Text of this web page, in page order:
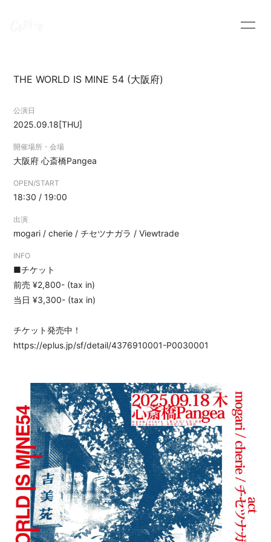
SCHEDULE PROFILE
VIDEO
THE WORLD IS MINE 54 (大阪府)
公演日
2025.09.18[THU]
開催場所・会場
大阪府心斎橋Pangea
OPEN/START
18:30 / 19:00
出演
mogari / cherie / チセツナガラ / Viewtrade
INFO
■チケット
前売 ¥2,800- (tax in)
当日 ¥3,300- (tax in)
チケット発売中！
https://eplus.jp/sf/detail/4376910001-P0030001